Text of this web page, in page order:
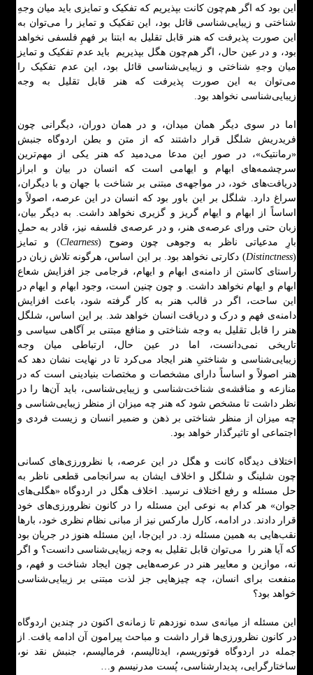
این بود که اگر هم‌چون کانت بپذیریم که تفکیک و تمایزی باید میان وجهِ
شناختی و زیبایی‌شناسی قائل بود، این تفکیک و تمایز را می‌توان به
این صورت پذیرفت که هنر قابل تقلیل به ابتنا بر فهمِ فلسفی نخواهد
بود، و در عین حال، اگر هم‌چون هگل بپذیریم باید عدم تفکیک و تمایز
میان وجهِ شناختی و زیبایی‌شناسی قائل بود، این عدم تفکیک را
می‌توان به این صورت پذیرفت که هنر قابل تقلیل به وجه
زیبایی‌شناسی نخواهد بود.
اما در سوی دیگر همان میدان، و در همان دوران، دیگرانی چون
فریدریش شلگل قرار داشتند که از متن و بطن اردوگاه جنبش
«رمانتیک»، در صور این مدعا می‌دمید که هنر یکی از مهم‌ترین
سرچشمه‌های ابهام و ایهامی است که انسان در بیان و ابراز
دریافت‌های خود، در مواجهه‌ی مبتنی بر شناخت با جهان و با دیگران،
سراغ دارد. شلگل بر این باور بود که انسان در این عرصه، اصولاً و
اساساً از ابهام و ایهام گریز و گزیری نخواهد داشت. به دیگر بیان،
زبان حتی ورای عرصه‌ی هنر، و در عرصه‌ی فلسفه نیز، قادر به حملِ
بارِ مدعیاتی ناظر به وجوهی چون وضوح (Clearness) و تمایز
(
Distinctness) دکارتی نخواهد بود. بر این اساس، هرگونه تلاش زبان در
راستای کاستن از دامنه‌ی ابهام و ایهام، فرجامی جز افزایش شعاع
ابهام و ایهام نخواهد داشت. و چون چنین است، وجود ابهام و ایهام در
این ساحت، اگر در قالب هنر به کار گرفته شود، باعث افزایش
دامنه‌ی فهم و درک و دریافت انسان خواهد شد. بر این اساس، شلگل
هنر را قابل تقلیل به وجه شناختی و منافع مبتنی بر آگاهی سیاسی و
تاریخی نمی‌دانست، اما در عین حال، ارتباطی میان وجه
زیبایی‌شناسی و شناختیِ هنر ایجاد می‌کرد تا در نهایت نشان دهد که
هنر اصولاً و اساساً دارای مشخصات و مختصات بنیادینی است که در
منازعه و مناقشه‌ی شناخت‌شناسی و زیبایی‌شناسی، باید آن‌ها را در
نظر داشت تا مشخص شود که هنر چه میزان از منظر زیبایی‌شناسی و
چه میزان از منظر شناختی بر ذهن و ضمیر انسان و زیست فردی و
اجتماعی او تاثیرگذار خواهد بود.
اختلاف دیدگاه کانت و هگل در این عرصه، با نظرورزی‌های کسانی
چون شلینگ و شلگل و اخلاف ایشان به سرانجامی قطعی ناظر به
حل مسئله و رفع اختلاف نرسید. اخلاف هگل در اردوگاه «هگلی‌های
جوان» هر کدام به نوعی این مسئله را در کانون نظرورزی‌های خود
قرار دادند. در ادامه، کارل مارکس نیز از مبانی نظام نظری خود، بارها
نقب‌هایی به همین مسئله زد. در این‌جا، این مسئله هنوز در جریان بود
که آیا هنر را می‌توان قابل تقلیل به وجه زیبایی‌شناسی دانست؟ و اگر
نه، موازین و معاییر هنر در عرصه‌هایی چون ایجاد شناخت و فهم، و
منفعت برای انسان، چه چیزهایی جز لذت مبتنی بر زیبایی‌شناسی
خواهد بود؟
این مسئله از میانه‌ی سده نوزدهم تا زمانه‌ی اکنون در چندین اردوگاه
در کانون نظرورزی‌ها قرار داشت و مباحث پیرامون آن ادامه یافت. از
جمله در اردوگاه فوتوریسم، ایدئالیسم، فرمالیسم، جنبش نقد نو،
ساختارگرایی، پدیدارشناسی، پُست مدرنیسم و…